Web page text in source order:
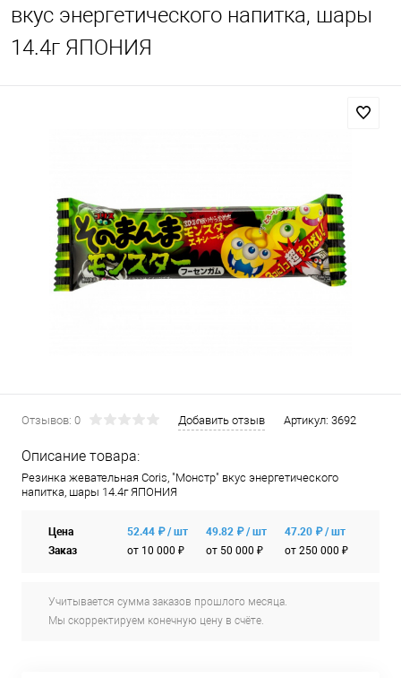
вкус энергетического напитка, шары
14.4г ЯПОНИЯ
Отзывов: 0 Добавить отзыв Артикул: 3692
Описание товара:
Резинка жевательная Coris, "Монстр" вкус энергетического
напитка, шары 14.4г ЯПОНИЯ
Цена
Заказ
52.44 ₽ / шт
от 10 000 ₽
49.82 ₽ / шт
от 50 000 ₽
47.20 ₽ / шт
от 250 000 ₽
Учитывается сумма заказов прошлого месяца.
Мы скорректируем конечную цену в счёте.